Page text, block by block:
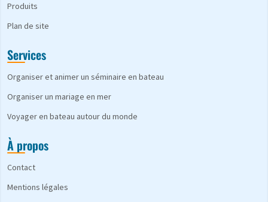
Produits
Plan de site
Services
Organiser et animer un séminaire en bateau
Organiser un mariage en mer
Voyager en bateau autour du monde
À propos
Contact
Mentions légales